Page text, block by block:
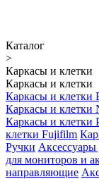
Каталог
>
Каркасы и клетки
Каркасы и клетки
Каркасы и клетки
Каркасы и клетки
Каркасы и клетки
клетки Fujifilm
Ручки Аксессуары
для мониторов и
направляющие